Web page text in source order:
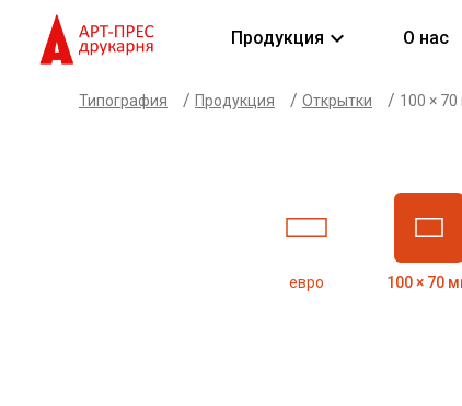
Продукция keyboard_arrow_down О нас
Типография / Продукция / Открытки / 100 ×
евро 100 × 70